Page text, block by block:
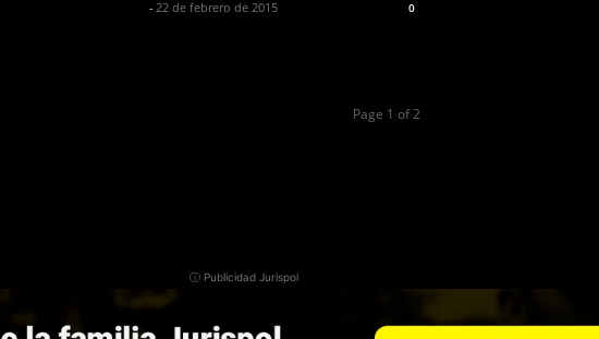
- 22 de febrero de 2015 0
Page 1 of 2
ⓘ Publicidad Jurispol